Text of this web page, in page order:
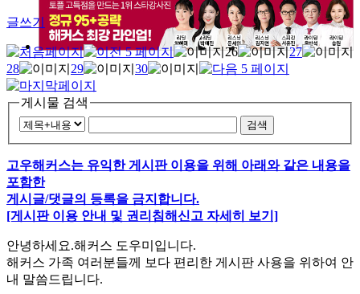
글쓰기
26
27
28
29 30
게시물 검색
검색
고우해커스는 유익한 게시판 이용을 위해 아래와 같은 내용을
포함한
게시글/댓글의 등록을 금지합니다.
[게시판 이용 안내 및 권리침해신고 자세히 보기]
안녕하세요.해커스 도우미입니다.
해커스 가족 여러분들께 보다 편리한 게시판 사용을 위하여 안
내 말씀드립니다.